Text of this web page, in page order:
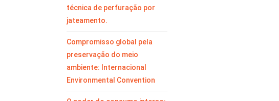
técnica de perfuração por
jateamento.
Compromisso global pela
preservação do meio
ambiente: Internacional
Environmental Convention